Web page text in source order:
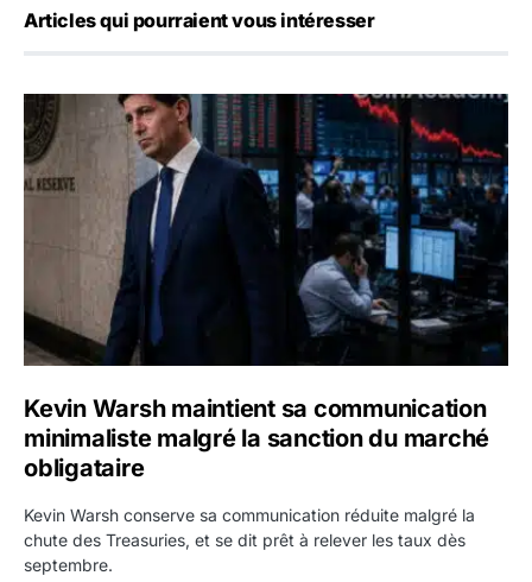
Articles qui pourraient vous intéresser
Kevin Warsh maintient sa communication minimaliste
Kevin Warsh maintient sa communication
minimaliste malgré la sanction du marché
obligataire
Kevin Warsh conserve sa communication réduite malgré la
chute des Treasuries, et se dit prêt à relever les taux dès
septembre.